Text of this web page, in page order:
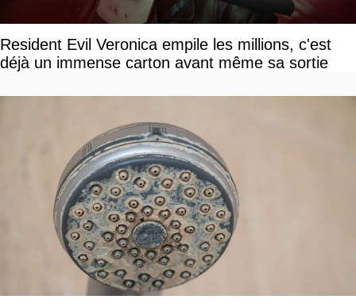
Resident Evil Veronica empile les millions, c'est
déjà un immense carton avant même sa sortie